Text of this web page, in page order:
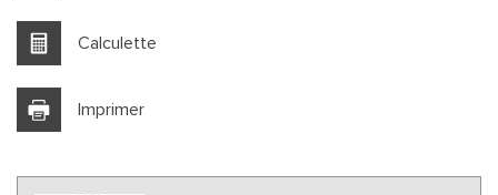
Lycée
Calculette
Imprimer